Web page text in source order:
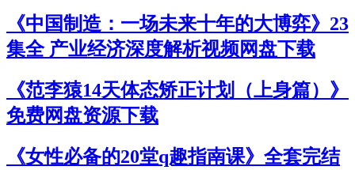
《中国制造：一场未来十年的大博弈》23
集全 产业经济深度解析视频网盘下载
《范李猿14天体态矫正计划（上身篇）》
免费网盘资源下载
《女性必备的20堂q趣指南课》全套完结